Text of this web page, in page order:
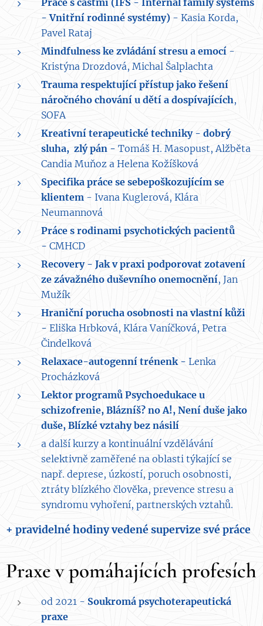
Práce s částmi (IFS - Internal family systems
- Vnitřní rodinné systémy) - Kasia Korda,
Pavel Rataj
Mindfulness ke zvládání stresu a emocí -
Kristýna Drozdová, Michal Šalplachta
Trauma respektující přístup jako řešení
náročného chování u dětí a dospívajících,
SOFA
Kreativní terapeutické techniky - dobrý
sluha, zlý pán - Tomáš H. Masopust, Alžběta
Candia Muňoz a Helena Kožíšková
Specifika práce se sebepoškozujícím se
klientem - Ivana Kuglerová, Klára
Neumannová
Práce s rodinami psychotických pacientů
- CMHCD
Recovery - Jak v praxi podporovat zotavení
ze závažného duševního onemocnění, Jan
Mužík
Hraniční porucha osobnosti na vlastní kůži
- Eliška Hrbková, Klára Vaníčková, Petra
Čindelková
Relaxace-autogenní trénenk - Lenka
Procházková
Lektor programů Psychoedukace u
schizofrenie, Blázníš? no A!, Není duše jako
duše, Blízké vztahy bez násilí
a další kurzy a kontinuální vzdělávání
selektivně zaměřené na oblasti týkající se
např. deprese, úzkostí, poruch osobnosti,
ztráty blízkého člověka, prevence stresu a
syndromu vyhoření, partnerských vztahů.
+ pravidelné hodiny vedené supervize své práce
Praxe v pomáhajících profesích
od 2021 - Soukromá psychoterapeutická
praxe